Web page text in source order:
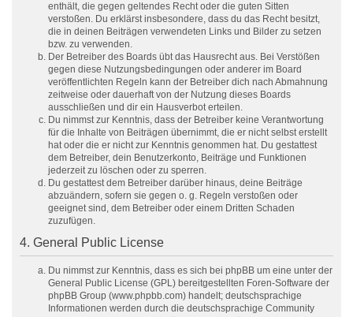
enthält, die gegen geltendes Recht oder die guten Sitten
verstoßen. Du erklärst insbesondere, dass du das Recht besitzt,
die in deinen Beiträgen verwendeten Links und Bilder zu setzen
bzw. zu verwenden.
Der Betreiber des Boards übt das Hausrecht aus. Bei Verstößen
gegen diese Nutzungsbedingungen oder anderer im Board
veröffentlichten Regeln kann der Betreiber dich nach Abmahnung
zeitweise oder dauerhaft von der Nutzung dieses Boards
ausschließen und dir ein Hausverbot erteilen.
Du nimmst zur Kenntnis, dass der Betreiber keine Verantwortung
für die Inhalte von Beiträgen übernimmt, die er nicht selbst erstellt
hat oder die er nicht zur Kenntnis genommen hat. Du gestattest
dem Betreiber, dein Benutzerkonto, Beiträge und Funktionen
jederzeit zu löschen oder zu sperren.
Du gestattest dem Betreiber darüber hinaus, deine Beiträge
abzuändern, sofern sie gegen o. g. Regeln verstoßen oder
geeignet sind, dem Betreiber oder einem Dritten Schaden
zuzufügen.
4. General Public License
Du nimmst zur Kenntnis, dass es sich bei phpBB um eine unter der
General Public License (GPL) bereitgestellten Foren-Software der
phpBB Group (www.phpbb.com) handelt; deutschsprachige
Informationen werden durch die deutschsprachige Community